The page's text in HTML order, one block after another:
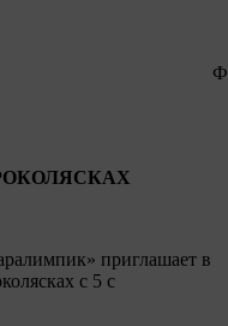
приглашает в
с 5 с